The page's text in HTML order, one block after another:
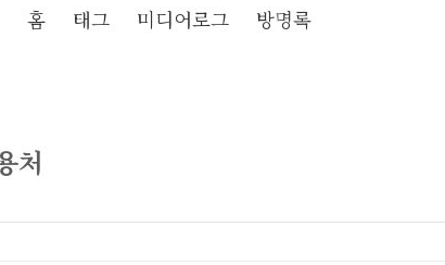
홈 태그 미디어로그 방명록
처